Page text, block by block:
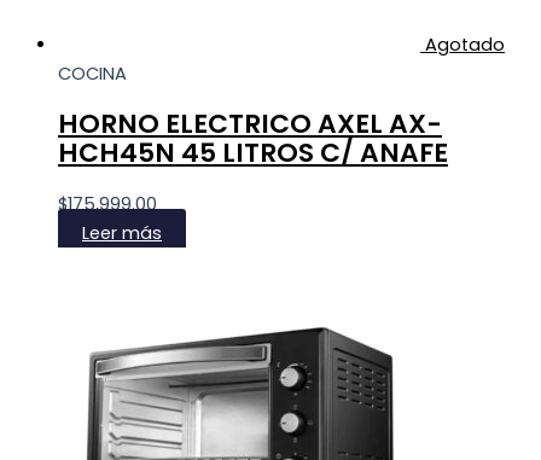
Agotado
COCINA
HORNO ELECTRICO AXEL AX-
HCH45N 45 LITROS C/ ANAFE
$175,999.00
Leer más